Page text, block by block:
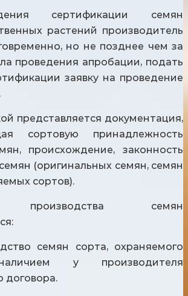
сертификации семян
растений производитель
но не позднее чем за
проведения апробации, подать
заявку на проведение
представляется документация,
сортовую принадлежность
происхождение, законность
(оригинальных семян, семян
сортов).
производства семян
семян сорта, охраняемого
у производителя
договора.